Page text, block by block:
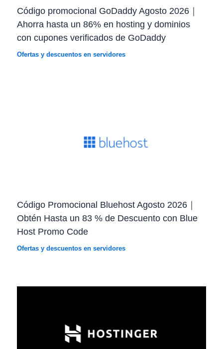
Código promocional GoDaddy Agosto 2026｜
Ahorra hasta un 86% en hosting y dominios
con cupones verificados de GoDaddy
Ofertas y descuentos en servidores
Código Promocional Bluehost Agosto 2026｜
Obtén Hasta un 83 % de Descuento con Blue
Host Promo Code
Ofertas y descuentos en servidores